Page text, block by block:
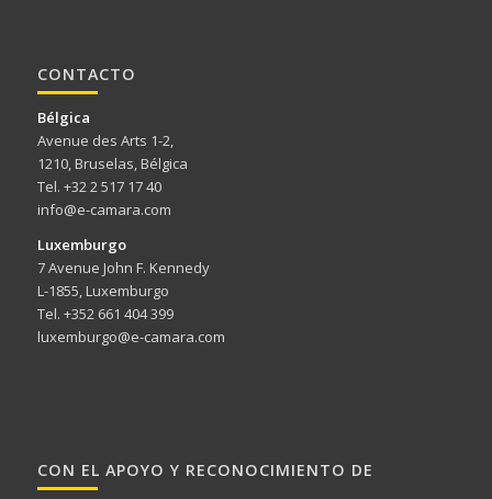
CONTACTO
Bélgica
Avenue des Arts 1-2,
1210, Bruselas, Bélgica
Tel. +32 2 517 17 40
info@e-camara.com
Luxemburgo
7 Avenue John F. Kennedy
L-1855, Luxemburgo
Tel. +352 661 404 399
luxemburgo@e-camara.com
CON EL APOYO Y RECONOCIMIENTO DE